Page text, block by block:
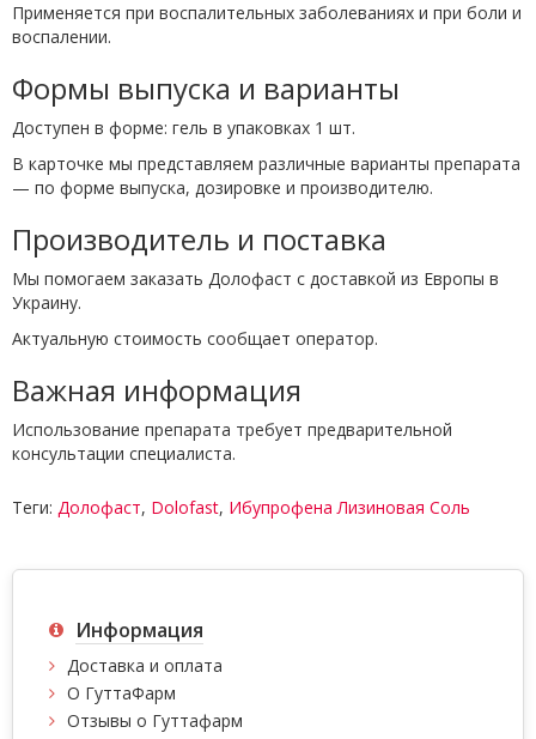
Применяется при воспалительных заболеваниях и при боли и
воспалении.
Формы выпуска и варианты
Доступен в форме: гель в упаковках 1 шт.
В карточке мы представляем различные варианты препарата
— по форме выпуска, дозировке и производителю.
Производитель и поставка
Мы помогаем заказать Долофаст с доставкой из Европы в
Украину.
Актуальную стоимость сообщает оператор.
Важная информация
Использование препарата требует предварительной
консультации специалиста.
Теги: Долофаст, Dolofast, Ибупрофена Лизиновая Соль
Информация
Доставка и оплата
О ГуттаФарм
Отзывы о Гуттафарм